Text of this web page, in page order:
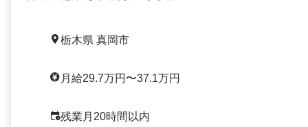
栃木県 真岡市
月給29.7万円〜37.1万円
残業月20時間以内